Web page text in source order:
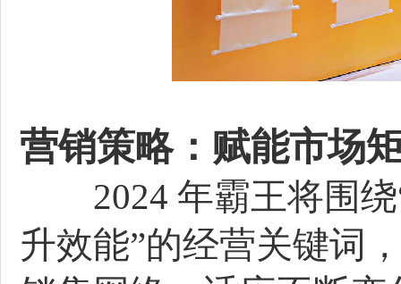
营销策略：赋能市场
2024 年霸王将围绕
升效能”的经营关键词